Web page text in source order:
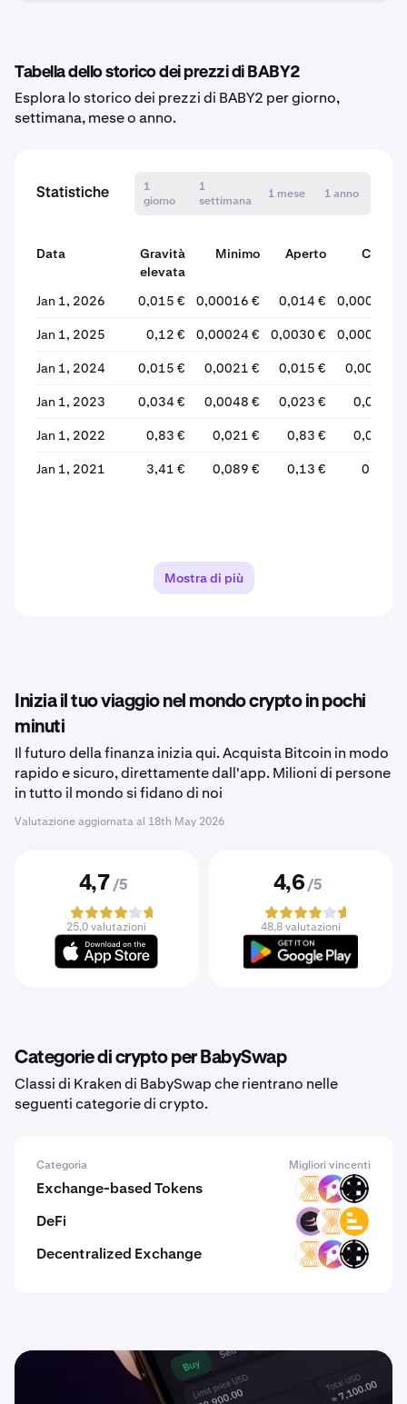
Tabella dello storico dei prezzi di BABY2
Esplora lo storico dei prezzi di BABY2 per giorno,
settimana, mese o anno.
Statistiche
1
giorno
1
settimana
1 mese 1 anno
Data
Gravità
elevata
Minimo Aperto Chiudi
Jan 1, 2026 0,015 € 0,00016 € 0,014 € 0,00016 €
Jan 1, 2025 0,12 € 0,00024 € 0,0030 € 0,00025 €
Jan 1, 2024 0,015 € 0,0021 € 0,015 € 0,0031 €
Jan 1, 2023 0,034 € 0,0048 € 0,023 € 0,016 €
Jan 1, 2022 0,83 € 0,021 € 0,83 € 0,024 €
Jan 1, 2021 3,41 € 0,089 € 0,13 € 0,96 €
Mostra di più
Inizia il tuo viaggio nel mondo crypto in pochi
minuti
Il futuro della finanza inizia qui. Acquista Bitcoin in modo
rapido e sicuro, direttamente dall'app. Milioni di persone
in tutto il mondo si fidano di noi
Valutazione aggiornata al 18th May 2026
4,7 /5
25,0 valutazioni
4,6 /5
48,8 valutazioni
Categorie di crypto per BabySwap
Classi di Kraken di BabySwap che rientrano nelle
seguenti categorie di crypto.
Categoria Migliori vincenti
Exchange-based Tokens VELAR ZM ORAIX
DeFi BETA VELAR LVL
Decentralized Exchange VELAR ZM ORAIX